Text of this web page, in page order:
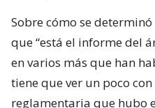
Sobre cómo se
que “está el informe del
en varios más que han
tiene que ver un poco
reglamentaria que hubo